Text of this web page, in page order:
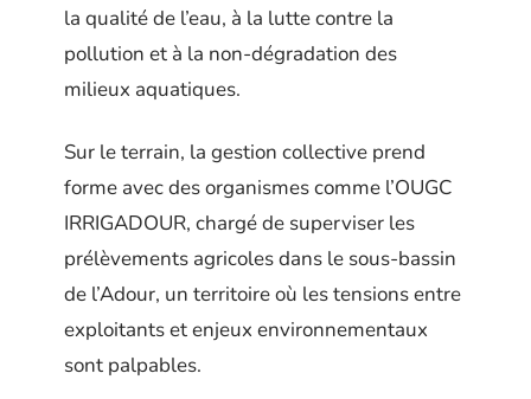
la qualité de l’eau, à la lutte contre la
pollution et à la non-dégradation des
milieux aquatiques.
Sur le terrain, la gestion collective prend
forme avec des organismes comme l’OUGC
IRRIGADOUR, chargé de superviser les
prélèvements agricoles dans le sous-bassin
de l’Adour, un territoire où les tensions entre
exploitants et enjeux environnementaux
sont palpables.